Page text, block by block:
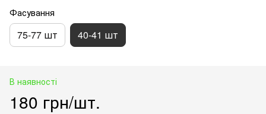
Фасування
75-77 шт 40-41 шт
В наявності
180 грн/шт.